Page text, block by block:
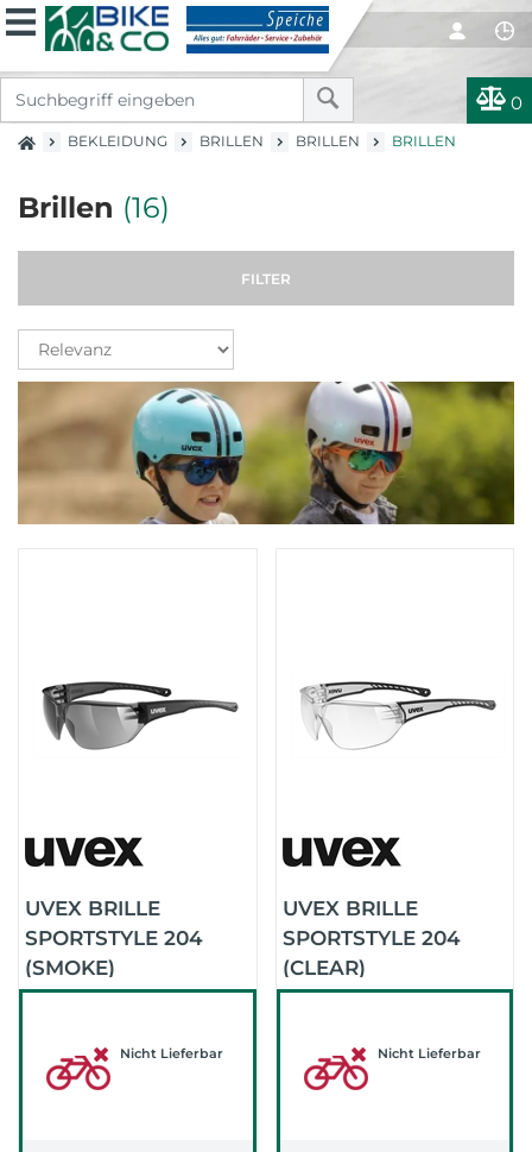
0
BEKLEIDUNG BRILLEN BRILLEN BRILLEN
Brillen (16)
FILTER
UVEX BRILLE
SPORTSTYLE 204
(SMOKE)
Nicht Lieferbar
UVEX BRILLE
SPORTSTYLE 204
(CLEAR)
Nicht Lieferbar